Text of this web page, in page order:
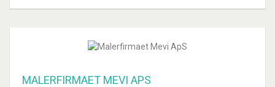
MALERFIRMAET MEVI APS